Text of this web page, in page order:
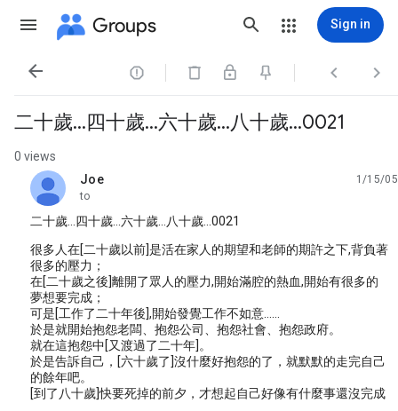
Groups Sign in
   
二十歲…四十歲…六十歲…八十歲…0021
0 views
Joe
unread,
1/15/05
to
二十歲…四十歲…六十歲…八十歲…0021
很多人在[二十歲以前]是活在家人的期望和老師的期許之下,背負著
很多的壓力；
在[二十歲之後]離開了眾人的壓力,開始滿腔的熱血,開始有很多的
夢想要完成；
可是[工作了二十年後],開始發覺工作不如意……
於是就開始抱怨老闆、抱怨公司、抱怨社會、抱怨政府。
就在這抱怨中[又渡過了二十年]。
於是告訴自己，[六十歲了]沒什麼好抱怨的了，就默默的走完自己
的餘年吧。
[到了八十歲]快要死掉的前夕，才想起自己好像有什麼事還沒完成